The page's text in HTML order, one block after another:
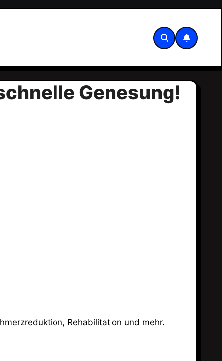
Genesung!
Rehabilitation und mehr.